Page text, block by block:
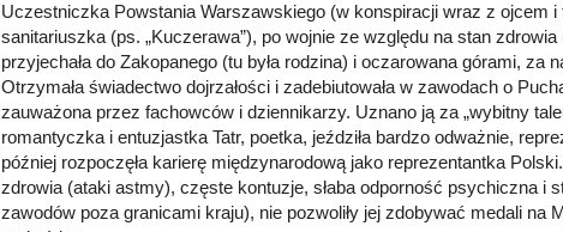
Uczestniczka Powstania Warszawskiego (w konspiracji wraz z ojcem i
sanitariuszka (ps. „Kuczerawa”), po wojnie ze względu na stan
przyjechała do Zakopanego (tu była rodzina) i oczarowana górami,
Otrzymała świadectwo dojrzałości i zadebiutowała w zawodach o
zauważona przez fachowców i dziennikarzy. Uznano ją za „wybitny
romantyczka i entuzjastka Tatr, poetka, jeździła bardzo odważnie,
później rozpoczęła karierę międzynarodową jako reprezentantka
zdrowia (ataki astmy), częste kontuzje, słaba odporność psychiczna i
zawodów poza granicami kraju), nie pozwoliły jej zdobywać medali na